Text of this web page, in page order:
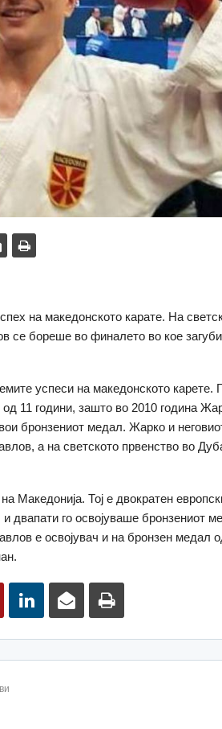
на македонското карате. На
се бореше во финалето во кое
успеси на македонското карете.
11 години, зашто во 2010 година
бронзениот медал. Жарко и
а на светското првенство во
Македонија. Тој е двократен
двапати го освојуваше бронзениот
е освојувач и на бронзен медал